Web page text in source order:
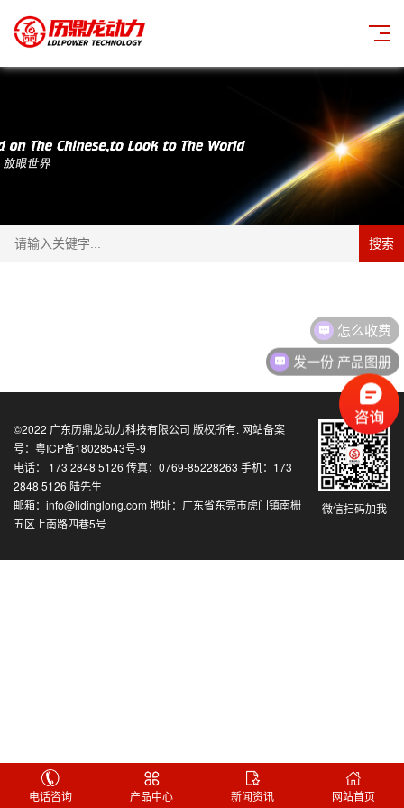
搜索
微信扫码加我
©2022 广东历鼎龙动力科技有限公司 版权所有. 网站备案
号： 粤ICP备18028543号-9
电话： 173 2848 5126 传真：0769-85228263 手机：173
2848 5126 陆先生
邮箱：info@lidinglong.com 地址：广东省东莞市虎门镇南栅
五区上南路四巷5号
电话咨询 产品中心 新闻资讯 网站首页
发一份 产品图册
怎么收费